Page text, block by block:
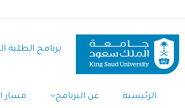
المحتوى
الرئيسي
برنامج الطلبة
Navigation
الرئيسية عن البرنامج مسار